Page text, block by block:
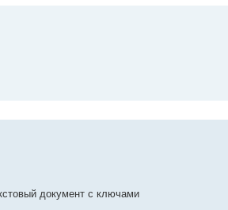
документ с ключами